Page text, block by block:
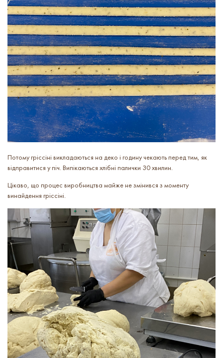
Потому гріссіні викладаються на деко і годину чекають перед тим, як
відправитися у піч. Випікаються хлібні палички 30 хвилин.
Цікаво, що процес виробництва майже не змінився з моменту
винайдення гріссіні.